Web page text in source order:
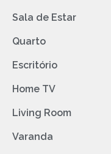
Sala de Estar
Quarto
Escritório
Home TV
Living Room
Varanda